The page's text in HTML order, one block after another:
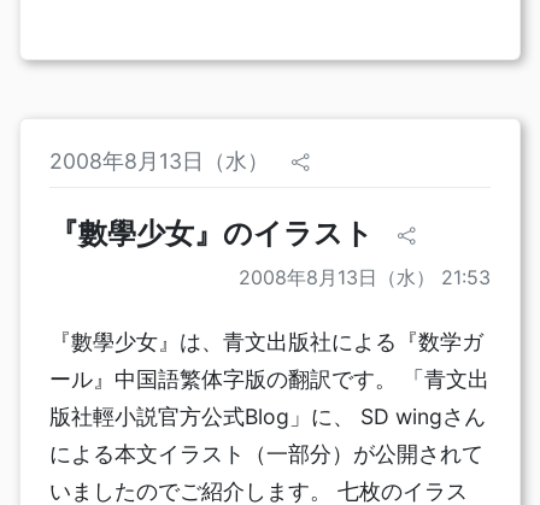
2008年8月13日（水）
『數學少女』のイラスト
2008年8月13日（水） 21:53
『數學少女』は、青文出版社による『数学ガ
ール』中国語繁体字版の翻訳です。 「青文出
版社輕小説官方公式Blog」に、 SD wingさん
による本文イラスト（一部分）が公開されて
いましたのでご紹介します。 七枚のイラス